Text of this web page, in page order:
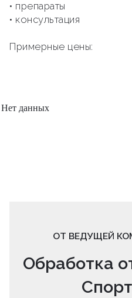
• препараты
• консультация
Примерные цены:
Нет данных
ОТ ВЕДУЩЕЙ
Обработка